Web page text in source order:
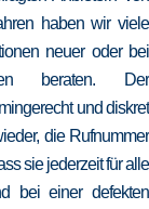
haben wir viele
neuer oder bei
beraten. Der
und diskret
die Rufnummer
sie jederzeit für alle
bei einer defekten